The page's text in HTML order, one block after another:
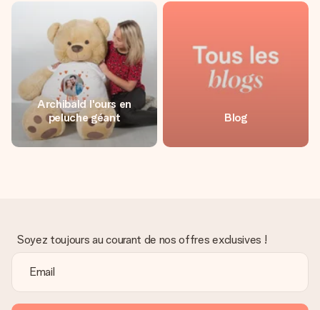
Archibald l'ours en
peluche géant
Blog
Soyez toujours au courant de nos offres exclusives !